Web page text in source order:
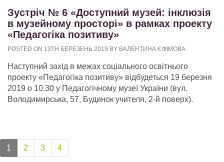
Зустріч № 6 «Доступний музей: інклюзія
в музейному просторі» в рамках проекту
«Педагогіка позитиву»
POSTED ON 13TH БЕРЕЗЕНЬ 2019 BY ВАЛЕНТИНА ЄФІМОВА
Наступний захід в межах соціального освітнього
проекту «Педагогіка позитиву» відбудеться 19 березня
2019 о 10.30 у Педагогічному музеї України (вул.
Володимирська, 57, Будинок учителя, 2-й поверх).
1 2 3 4